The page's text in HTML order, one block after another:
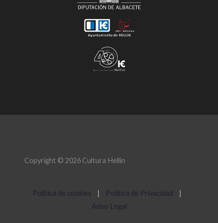
Copyright © 2026 Cultura Hellín
Política de cookies | Política de Privacidad
|
Aviso Legal